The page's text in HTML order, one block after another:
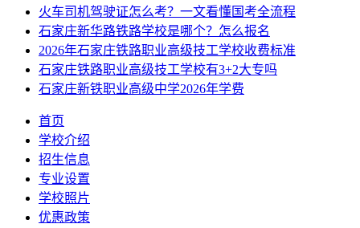
火车司机驾驶证怎么考？一文看懂国考全流程
石家庄新华路铁路学校是哪个？怎么报名
2026年石家庄铁路职业高级技工学校收费标准
石家庄铁路职业高级技工学校有3+2大专吗
石家庄新铁职业高级中学2026年学费
首页
学校介绍
招生信息
专业设置
学校照片
优惠政策